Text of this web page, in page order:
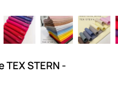
STERN -